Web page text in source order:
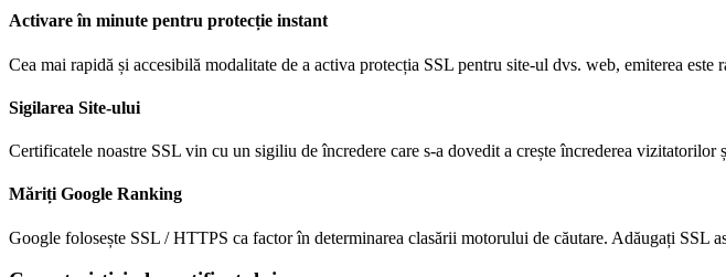
Activare în minute pentru protecție instant
Cea mai rapidă și accesibilă modalitate de a activa protecția SSL pentru site-ul dvs. web, emiterea este
Sigilarea Site-ului
Certificatele noastre SSL vin cu un sigiliu de încredere care s-a dovedit a crește încrederea vizitatorilor
Măriți Google Ranking
Google folosește SSL / HTTPS ca factor în determinarea clasării motorului de căutare. Adăugați SSL